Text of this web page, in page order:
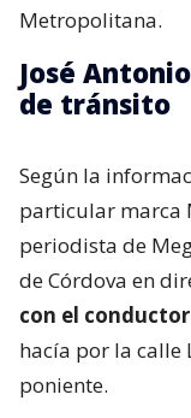
Metropolitana.
José
de tránsito
Según la
particular marca
periodista de
de Córdova en
con el
hacía por la calle
poniente.